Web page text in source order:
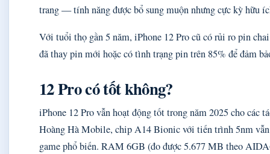
trang — tính năng được bổ sung muộn nhưng cực kỳ hữu
Với tuổi thọ gần 5 năm, iPhone 12 Pro cũ có rủi ro pin
đã thay pin mới hoặc có tình trạng pin trên 85% để đảm
12 Pro có tốt không?
iPhone 12 Pro vẫn hoạt động tốt trong năm 2025 cho các
Hoàng Hà Mobile, chip A14 Bionic với tiến trình 5nm
game phổ biến. RAM 6GB (đo được 5.677 MB theo